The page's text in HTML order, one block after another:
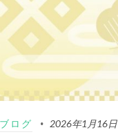
ログ 2026年1月16日